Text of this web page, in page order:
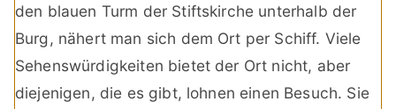
den blauen Turm der Stiftskirche unterhalb der
Burg, nähert man sich dem Ort per Schiff. Viele
Sehenswürdigkeiten bietet der Ort nicht, aber
diejenigen, die es gibt, lohnen einen Besuch. Sie